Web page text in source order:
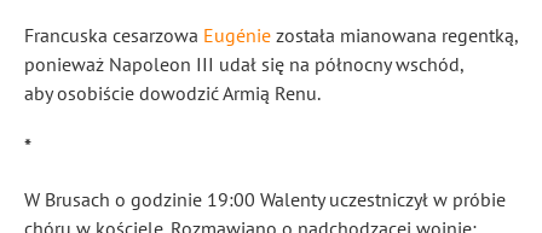
Francuska cesarzowa Eugénie została mianowana regentką,
ponieważ Napoleon III udał się na północny wschód,
aby osobiście dowodzić Armią Renu.
*
W Brusach o godzinie 19:00 Walenty uczestniczył w próbie